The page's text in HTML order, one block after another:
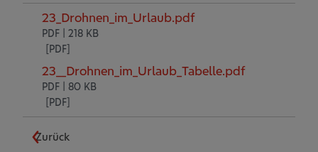
23_Drohnen_im_Urlaub.pdf
PDF | 218 KB
23__Drohnen_im_Urlaub_Tabelle.pdf
PDF | 80 KB
Zurück